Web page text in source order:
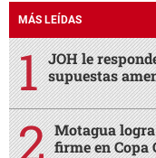
MÁS LEÍDAS
JOH le
supuestas
Motagua
firme en Copa